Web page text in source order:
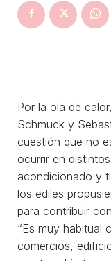
Por la ola de
Schmuck y
cuestión que no
ocurrir en
acondicionado y
los ediles
para contribuir
“Es muy habitual
comercios,